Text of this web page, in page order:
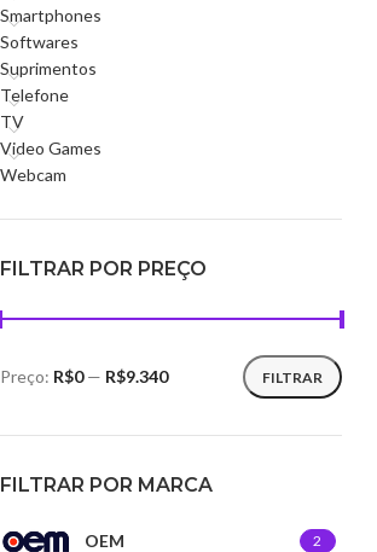
Smartphones
Softwares
Suprimentos
Telefone
TV
Video Games
Webcam
FILTRAR POR PREÇO
FILTRAR
Preço: R$0— R$9.340
FILTRAR POR MARCA
OEM 2